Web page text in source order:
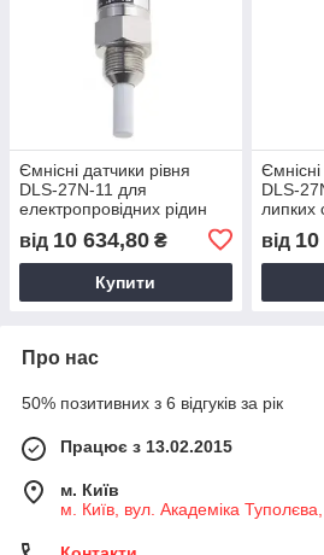
Ємнісні датчики рівня
DLS-27N-11 для
електропровідних рідин
від 10 634,80 ₴
Купити
DLS-
липких
від
Про нас
50% позитивних з 6 відгуків за рік
Працює з 13.02.2015
м. Київ
м. Київ, вул. Академіка